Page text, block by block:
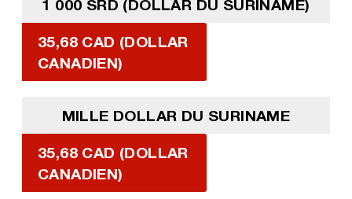
1 000 SRD (DOLLAR DU SURINAME)
35,68 CAD (DOLLAR
CANADIEN)
MILLE DOLLAR DU SURINAME
35,68 CAD (DOLLAR
CANADIEN)